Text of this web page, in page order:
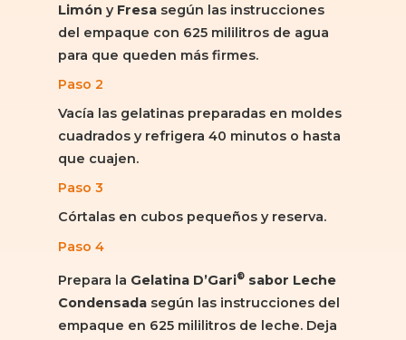
LimónyFresa según las instrucciones
del empaque con 625 mililitros de agua
para que queden más firmes.
Paso 2
Vacía las gelatinas preparadas en moldes
cuadrados y refrigera 40 minutos o hasta
que cuajen.
Paso 3
Córtalas en cubos pequeños y reserva.
Paso 4
Prepara la Gelatina D’Gari® sabor Leche
Condensada según las instrucciones del
empaque en 625 mililitros de leche. Deja